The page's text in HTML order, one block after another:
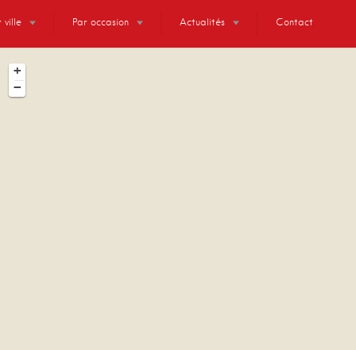
ville Par occasion Actualités Contact
+
−